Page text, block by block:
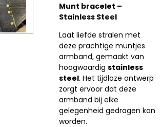
Munt bracelet –
Stainless Steel
Laat liefde stralen met
deze prachtige muntjes
armband, gemaakt van
hoogwaardig stainless
steel. Het tijdloze ontwerp
zorgt ervoor dat deze
armband bij elke
gelegenheid gedragen kan
worden.